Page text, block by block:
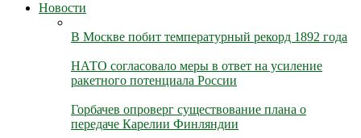
Новости
В Москве побит температурный рекорд 1892 года
НАТО согласовало меры в ответ на усиление
ракетного потенциала России
Горбачев опроверг существование плана о
передаче Карелии Финляндии